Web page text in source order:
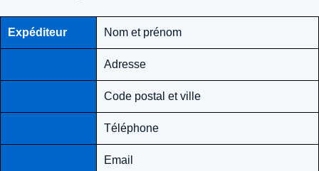
Expéditeur Nom et prénom
Adresse
Code postal et ville
Téléphone
Email